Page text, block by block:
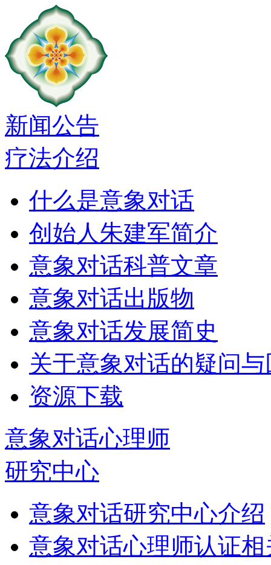
新闻公告
疗法介绍
什么是意象对话
创始人朱建军简介
意象对话科普文章
意象对话出版物
意象对话发展简史
关于意象对话的疑问
资源下载
意象对话心理师
研究中心
意象对话研究中心介绍
意象对话心理师认证